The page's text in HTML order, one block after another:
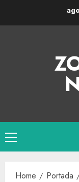
Home
Portada